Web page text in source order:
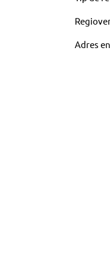
Adres